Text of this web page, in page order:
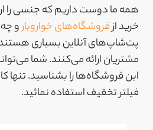
همه ما دوست داریم که جنسی را
خرید ازفروشگاه‌های خواروبارو چه
پت‌شاپ‌های آنلاین بسیاری
مشتریان ارائه می‌کنند. شما
این فروشگاه‌ها را بشناسید. تنها
فیلتر تخفیف استفاده نمائید.